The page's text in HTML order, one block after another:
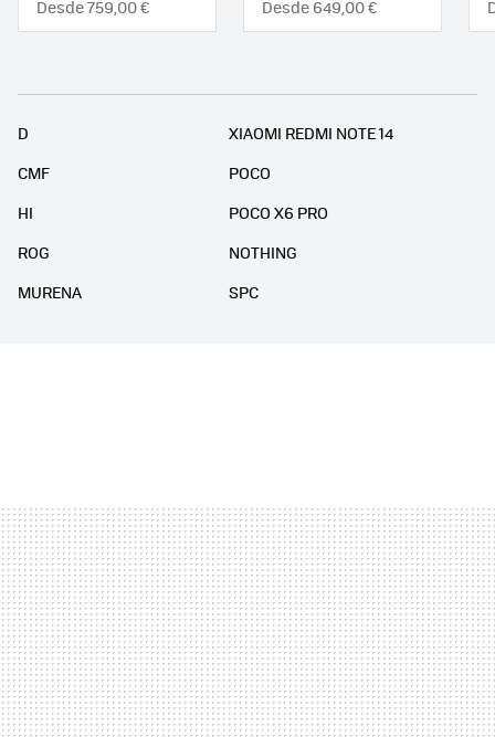
Desde 759,00 € Desde 649,00 €
D
XIAOMI REDMI NOTE 14
CMF
POCO
HI
POCO X6 PRO
ROG
NOTHING
MURENA
SPC